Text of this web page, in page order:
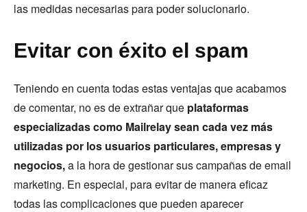
las medidas necesarias para poder solucionarlo.
Evitar con éxito el spam
Teniendo en cuenta todas estas ventajas que acabamos
de comentar, no es de extrañar que plataformas
especializadas como Mailrelay sean cada vez más
utilizadas por los usuarios particulares, empresas y
negocios,a la hora de gestionar sus campañas de email
marketing. En especial, para evitar de manera eficaz
todas las complicaciones que pueden aparecer